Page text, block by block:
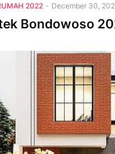
2022 - December 30,
Bondowoso